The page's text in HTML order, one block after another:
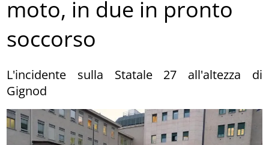
moto, in due in pronto
soccorso
L'incidente sulla Statale 27 all'altezza di
Gignod